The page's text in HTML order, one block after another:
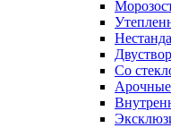
Со
Арочные